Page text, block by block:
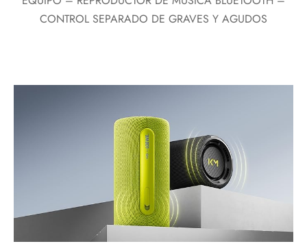
CONTROL SEPARADO DE GRAVES Y AGUDOS